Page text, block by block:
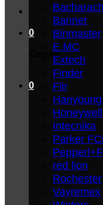
0
Carrito
0
Bacharach
Banner
Binmaster
E.MC
Extech
Finder
Flir
Intecnika
Parker
red lion
Rochester
Vayremex